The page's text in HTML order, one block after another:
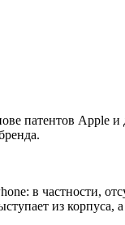
патентов Apple
в частности,
из